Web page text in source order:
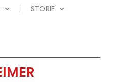
STORIE